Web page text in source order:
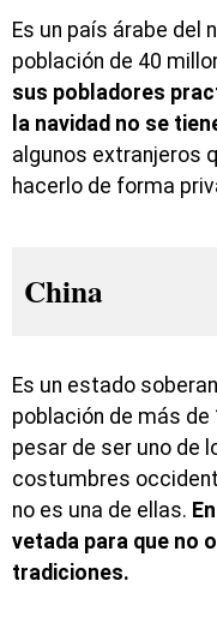
Es un país árabe del
población de 40
sus pobladores
la navidad no se
algunos extranjeros
hacerlo de forma
China
Es un estado
población de más
pesar de ser uno de
costumbres
no es una de ellas.
vetada para que no
tradiciones.